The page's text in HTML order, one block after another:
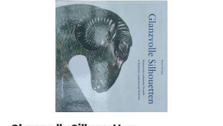
Bildergalerie überspringen